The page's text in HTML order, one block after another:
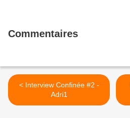
Commentaires
< Interview Confinée #2 -
Adri1